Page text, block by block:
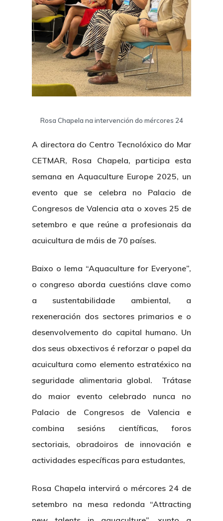
Rosa Chapela na intervención do mércores 24
A directora do Centro Tecnolóxico do Mar
CETMAR, Rosa Chapela, participa esta
semana en Aquaculture Europe 2025, un
evento que se celebra no Palacio de
Congresos de Valencia ata o xoves 25 de
setembro e que reúne a profesionais da
acuicultura de máis de 70 países.
Baixo o lema “Aquaculture for Everyone”,
o congreso aborda cuestións clave como
a sustentabilidade ambiental, a
rexeneración dos sectores primarios e o
desenvolvemento do capital humano. Un
dos seus obxectivos é reforzar o papel da
acuicultura como elemento estratéxico na
seguridade alimentaria global. Trátase
do maior evento celebrado nunca no
Palacio de Congresos de Valencia e
combina sesións científicas, foros
sectoriais, obradoiros de innovación e
actividades específicas para estudantes,
Rosa Chapela intervirá o mércores 24 de
setembro na mesa redonda “Attracting
Nós
Organización
Novidades
Eventos